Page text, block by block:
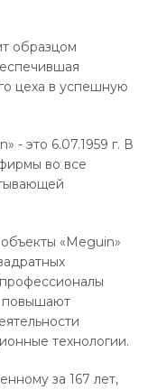
образцом
цеха в успешную
- это 6.07.1959 г. В
во все
«Meguin»
повышают
технологии.
за 167 лет,